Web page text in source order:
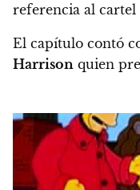
referencia al cartel
El capítulo contó
Harrison quien